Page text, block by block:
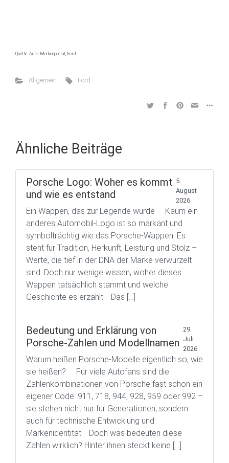
Quelle: Auto-Medienportal, Ford
Allgemein Ford
Ähnliche Beiträge
Porsche Logo: Woher es kommt
und wie es entstand
5.
August
2026
Ein Wappen, das zur Legende wurde Kaum ein
anderes Automobil-Logo ist so markant und
symbolträchtig wie das Porsche-Wappen. Es
steht für Tradition, Herkunft, Leistung und Stolz –
Werte, die tief in der DNA der Marke verwurzelt
sind. Doch nur wenige wissen, woher dieses
Wappen tatsächlich stammt und welche
Geschichte es erzählt. Das […]
Bedeutung und Erklärung von
Porsche-Zahlen und Modellnamen
29.
Juli
2026
Warum heißen Porsche-Modelle eigentlich so, wie
sie heißen? Für viele Autofans sind die
Zahlenkombinationen von Porsche fast schon ein
eigener Code: 911, 718, 944, 928, 959 oder 992 –
sie stehen nicht nur für Generationen, sondern
auch für technische Entwicklung und
Markenidentität. Doch was bedeuten diese
Zahlen wirklich? Hinter ihnen steckt keine […]